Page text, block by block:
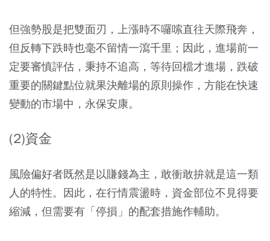
但強勢股是把雙面刃，上漲時不囉嗦直往天際飛奔，
但反轉下跌時也毫不留情一瀉千里；因此，進場前一
定要審慎評估，秉持不追高，等待回檔才進場，跌破
重要的關鍵點位就果決離場的原則操作，方能在快速
變動的市場中，永保安康。
(2)資金
風險偏好者既然是以賺錢為主，敢衝敢拚就是這一類
人的特性。因此，在行情震盪時，資金部位不見得要
縮減，但需要有「停損」的配套措施作輔助。